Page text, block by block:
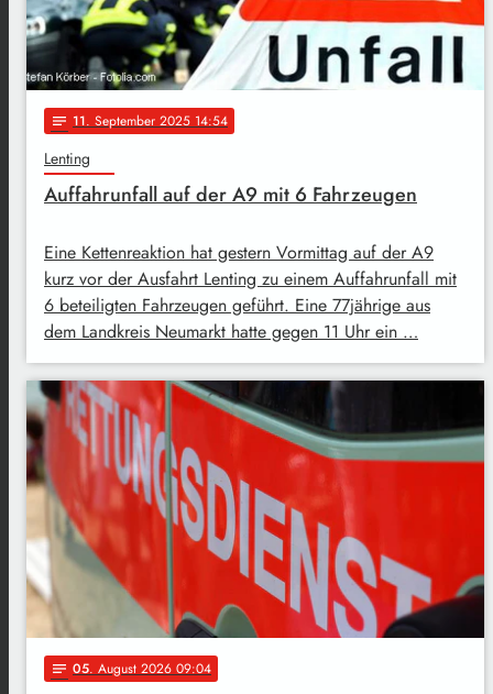
notes 11. September 2025 14:54
Lenting
Auffahrunfall auf der A9 mit 6 Fahrzeugen
Eine Kettenreaktion hat gestern Vormittag auf der A9
kurz vor der Ausfahrt Lenting zu einem Auffahrunfall mit
6 beteiligten Fahrzeugen geführt. Eine 77jährige aus
dem Landkreis Neumarkt hatte gegen 11 Uhr ein …
notes 05. August 2026 09:04